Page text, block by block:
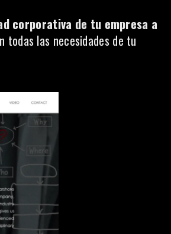
corporativa de tu empresa a
todas las necesidades de tu